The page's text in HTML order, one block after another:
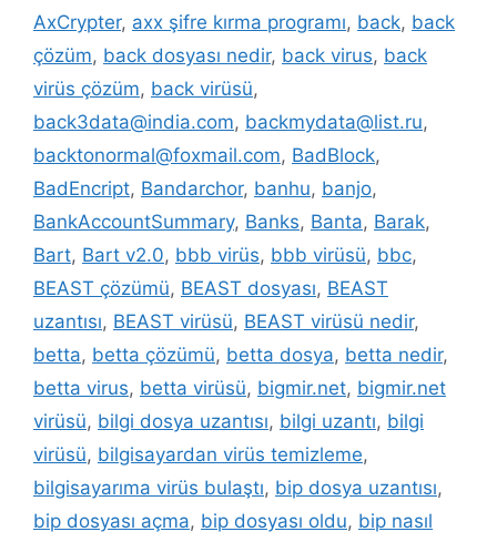
AxCrypter, axx şifre kırma programı, back, back
çözüm, back dosyası nedir, back virus, back
virüs çözüm, back virüsü,
back3data@india.com, backmydata@list.ru,
backtonormal@foxmail.com, BadBlock,
BadEncript, Bandarchor, banhu, banjo,
BankAccountSummary, Banks, Banta, Barak,
Bart, Bart v2.0, bbb virüs, bbb virüsü, bbc,
BEAST çözümü, BEAST dosyası, BEAST
uzantısı, BEAST virüsü, BEAST virüsü nedir,
betta, betta çözümü, betta dosya, betta nedir,
betta virus, betta virüsü, bigmir.net, bigmir.net
virüsü, bilgi dosya uzantısı, bilgi uzantı, bilgi
virüsü, bilgisayardan virüs temizleme,
bilgisayarıma virüs bulaştı, bip dosya uzantısı,
bip dosyası açma, bip dosyası oldu, bip nasıl